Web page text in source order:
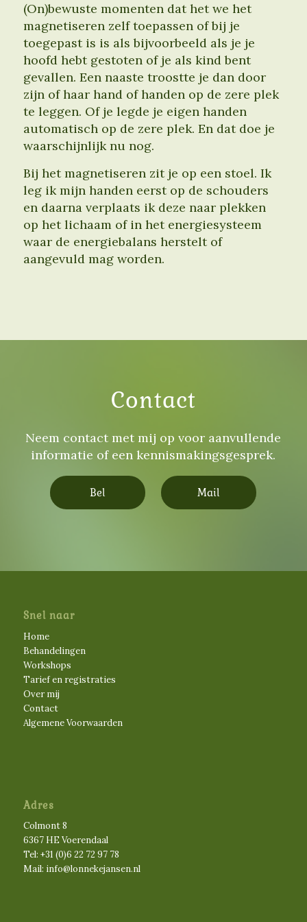
(On)bewuste momenten dat het we het
magnetiseren zelf toepassen of bij je
toegepast is is als bijvoorbeeld als je je
hoofd hebt gestoten of je als kind bent
gevallen. Een naaste troostte je dan door
zijn of haar hand of handen op de zere plek
te leggen. Of je legde je eigen handen
automatisch op de zere plek. En dat doe je
waarschijnlijk nu nog.
Bij het magnetiseren zit je op een stoel. Ik
leg ik mijn handen eerst op de schouders
en daarna verplaats ik deze naar plekken
op het lichaam of in het energiesysteem
waar de energiebalans herstelt of
aangevuld mag worden.
Contact
Neem contact met mij op voor aanvullende
informatie of een kennismakingsgesprek.
Bel Mail
Snel naar
Home
Behandelingen
Workshops
Tarief en registraties
Over mij
Contact
Algemene Voorwaarden
Adres
Colmont 8
6367 HE Voerendaal
Tel: +31 (0)6 22 72 97 78
Mail: info@lonnekejansen.nl